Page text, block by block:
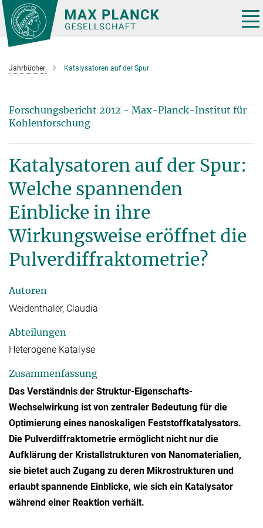
Hauptinhalt
Jahrbücher Katalysatoren auf der Spur
Forschungsbericht 2012 - Max-Planck-Institut für
Kohlenforschung
Katalysatoren auf der Spur:
Welche spannenden
Einblicke in ihre
Wirkungsweise eröffnet die
Pulverdiffraktometrie?
Autoren
Weidenthaler, Claudia
Abteilungen
Heterogene Katalyse
Zusammenfassung
Das Verständnis der Struktur-Eigenschafts-
Wechselwirkung ist von zentraler Bedeutung für die
Optimierung eines nanoskaligen Feststoffkatalysators.
Die Pulverdiffraktometrie ermöglicht nicht nur die
Aufklärung der Kristallstrukturen von Nanomaterialien,
sie bietet auch Zugang zu deren Mikrostrukturen und
erlaubt spannende Einblicke, wie sich ein Katalysator
während einer Reaktion verhält.